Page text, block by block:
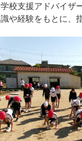
学校支援アドバイザ
識や経験をもとに、